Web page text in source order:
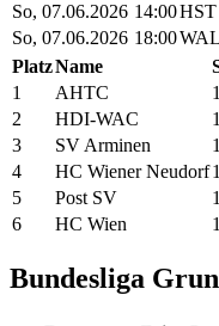
So, 07.06.2026 14:00HST
So, 07.06.2026 18:00WAL
PlatzName
1
AHTC
2
HDI-WAC
3
SV Arminen
4
HC Wiener Neudorf
5
Post SV
6
HC Wien
Bundesliga